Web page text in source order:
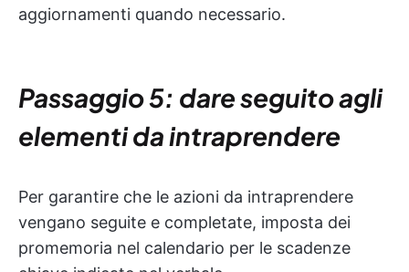
aggiornamenti quando necessario.
Passaggio 5: dare seguito agli
elementi da intraprendere
Per garantire che le azioni da intraprendere
vengano seguite e completate, imposta dei
promemoria nel calendario per le scadenze